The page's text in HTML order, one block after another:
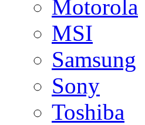
Motorola
MSI
Samsung
Sony
Toshiba